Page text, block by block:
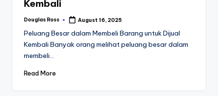
Kembali
Posted
Douglas Ross August 16, 2025
Peluang Besar dalam Membeli Barang untuk Dijual
Kembali Banyak orang melihat peluang besar dalam
membeli…
Read More